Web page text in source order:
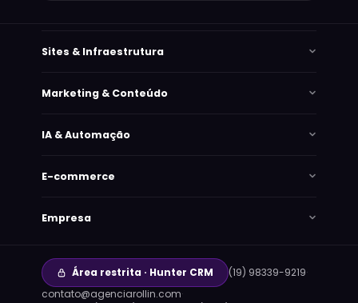
Sites & Infraestrutura
Marketing & Conteúdo
IA & Automação
E-commerce
Empresa
Área restrita · Hunter CRM (19) 98339-9219·
contato@agenciarollin.com·